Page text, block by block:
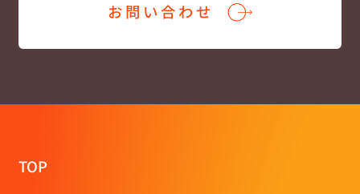
お問い合わせ
TOP